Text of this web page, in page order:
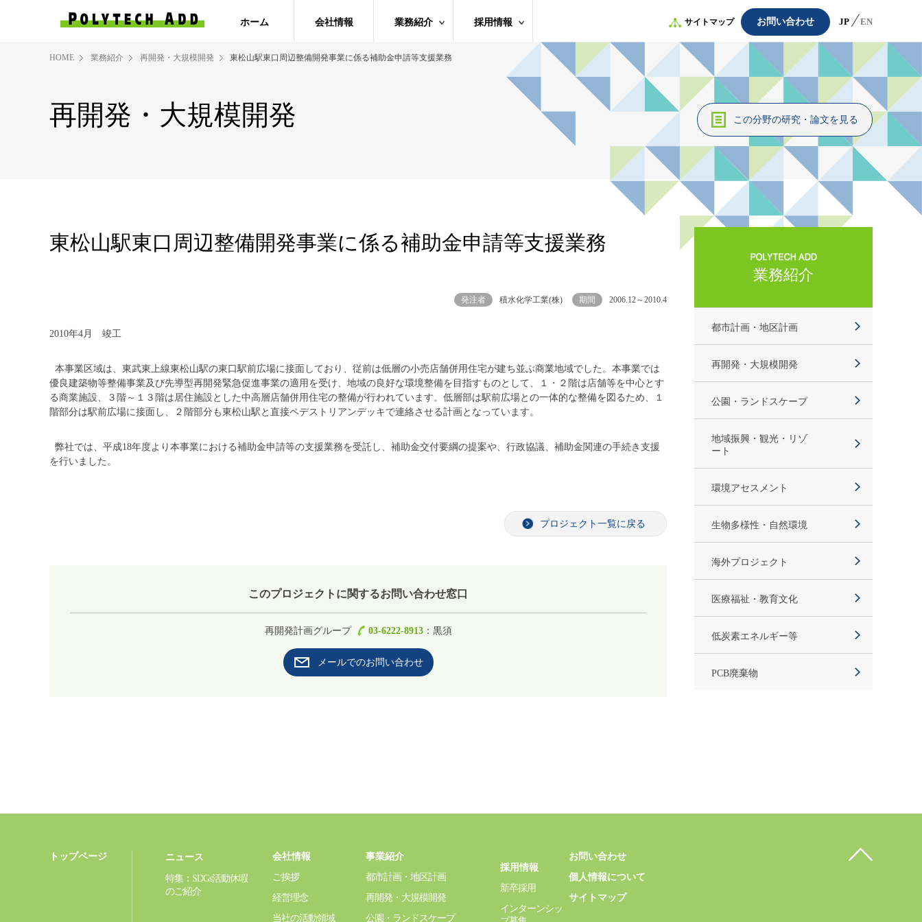
ホーム 会社情報 業務紹介 採用情報 サイトマップ お問い合わせ JP EN
HOME 業務紹介 再開発・大規模開発 東松山駅東口周辺整備開発事業に係る補助金申請等支援業務
再開発・大規模開発 この分野の研究・論文を見る
東松山駅東口周辺整備開発事業に係る補助金申請等支援業務
発注者 積水化学工業(株) 期間 2006.12～2010.4
2010年4月 竣工
本事業区域は、東武東上線東松山駅の東口駅前広場に接面しており、従前は低層の小売店舗併用住宅が建ち並ぶ商業地域でした。本事業では
優良建築物等整備事業及び先導型再開発緊急促進事業の適用を受け、地域の良好な環境整備を目指すものとして、１・２階は店舗等を中心とす
る商業施設、３階～１３階は居住施設とした中高層店舗併用住宅の整備が行われています。低層部は駅前広場との一体的な整備を図るため、１
階部分は駅前広場に接面し、２階部分も東松山駅と直接ペデストリアンデッキで連絡させる計画となっています。
弊社では、平成18年度より本事業における補助金申請等の支援業務を受託し、補助金交付要綱の提案や、行政協議、補助金関連の手続き支援
を行いました。
プロジェクト一覧に戻る
このプロジェクトに関するお問い合わせ窓口
再開発計画グループ 03-6222-8913：黒須
メールでのお問い合わせ
業務紹介
都市計画・地区計画
再開発・大規模開発
公園・ランドスケープ
地域振興・観光・リゾ
ート
環境アセスメント
生物多様性・自然環境
海外プロジェクト
医療福祉・教育文化
低炭素エネルギー等
PCB廃棄物
トップページ ニュース
特集：SDGs活動休暇
のご紹介
会社情報
ご挨拶
経営理念
当社の活動領域
事業紹介
都市計画・地区計画
再開発・大規模開発
公園・ランドスケープ
採用情報
新卒採用
インターンシッ
お問い合わせ
個人情報について
サイトマップ